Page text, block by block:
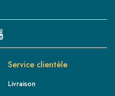
Service clientèle
Livraison